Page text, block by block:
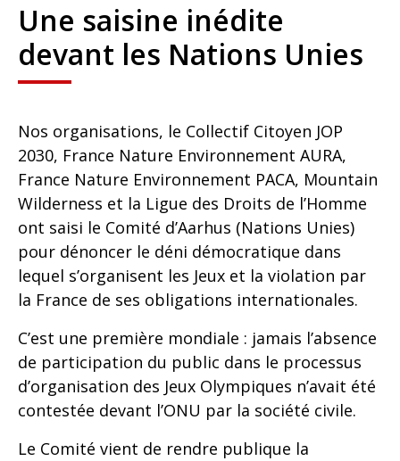
Une saisine inédite
devant les Nations Unies
Nos organisations, le Collectif Citoyen JOP
2030, France Nature Environnement AURA,
France Nature Environnement PACA, Mountain
Wilderness et la Ligue des Droits de l’Homme
ont saisi le Comité d’Aarhus (Nations Unies)
pour dénoncer le déni démocratique dans
lequel s’organisent les Jeux et la violation par
la France de ses obligations internationales.
C’est une première mondiale : jamais l’absence
de participation du public dans le processus
d’organisation des Jeux Olympiques n’avait été
contestée devant l’ONU par la société civile.
Le Comité vient de rendre publique la